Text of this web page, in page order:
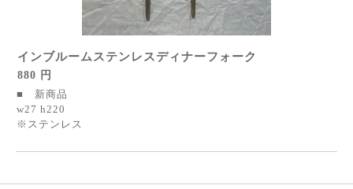
インブルームステンレスディナーフォーク
880 円
■ 新商品
w27 h220
※ステンレス